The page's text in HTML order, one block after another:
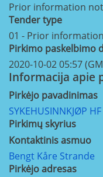
Prior information
Tender type
01 - Prior
Pirkimo paskelbimo
2020-10-02 05:57
Informacija apie
Pirkėjo pavadinimas
SYKEHUSINNKJØP HF
Pirkimų skyrius
Kontaktinis asmuo
Bengt Kåre Strande
Pirkėjo adresas